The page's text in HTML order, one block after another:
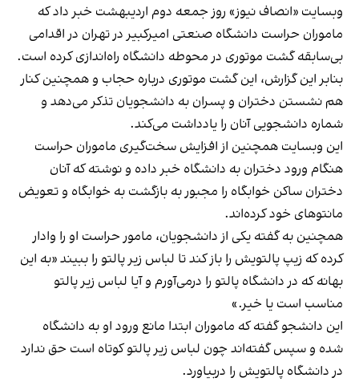
وبسایت «انصاف نیوز» روز جمعه دوم اردیبهشت خبر داد که
ماموران حراست دانشگاه صنعتی امیرکبیر در تهران در اقدامی
بی‌سابقه‌ گشت موتوری در محوطه دانشگاه راه‌اندازی کرده است.
بنابر این گزارش، این گشت موتوری درباره حجاب و همچنین کنار
هم نشستن دختران و پسران به دانشجویان تذکر می‌دهد و
شماره دانشجویی آنان را یادداشت می‌کند.
این وبسایت همچنین از افزایش سخت‌گیری ماموران حراست
هنگام ورود دختران به دانشگاه خبر داده و نوشته که آنان
دختران ساکن خوابگاه را مجبور به بازگشت به خوابگاه و تعویض
مانتوهای خود کرده‌اند.
همچنین به گفته یکی از دانشجویان، مامور حراست او را وادار
کرده که زیپ پالتویش را باز کند تا لباس زیر پالتو را ببیند «به این
بهانه که در دانشگاه پالتو را درمی‌آورم و آیا لباس زیر پالتو
مناسب است یا خیر.»
این دانشجو گفته که ماموران ابتدا مانع ورود او به دانشگاه
شده و سپس گفته‌اند چون لباس زیر پالتو کوتاه است حق ندارد
در دانشگاه پالتویش را دربیاورد.